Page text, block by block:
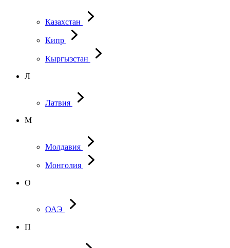
Казахстан
Кипр
Кыргызстан
Л
Латвия
М
Молдавия
Монголия
О
ОАЭ
П